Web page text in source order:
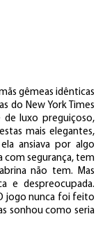
gêmeas idênticas
do New York Times
de luxo preguiçoso,
mais elegantes,
ansiava por algo
com segurança, tem
não tem. Mas
e despreocupada.
jogo nunca foi feito
sonhou como seria